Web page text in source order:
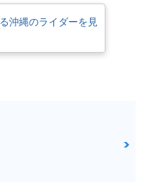
沖縄のライダーを見